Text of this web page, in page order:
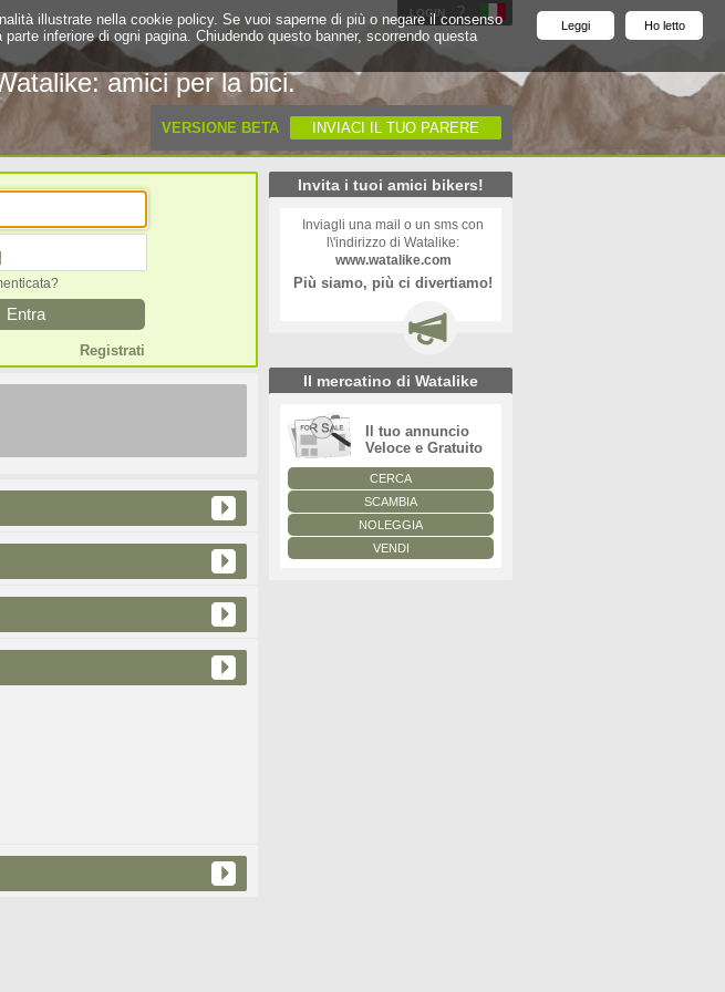
amici per la bici.
VERSIONE BETA INVIACI IL TUO PARERE
LOGIN ?
Entra
Registrati
Invita i tuoi amici bikers!
Inviagli una mail o un sms con
l\'indirizzo di Watalike:
www.watalike.com
Più siamo, più ci divertiamo!
Il mercatino di Watalike
Il tuo annuncio
Veloce e Gratuito
CERCA
SCAMBIA
NOLEGGIA
VENDI
illustrate nella cookie policy. Se vuoi saperne di più o negare il consenso
inferiore di ogni pagina. Chiudendo questo banner, scorrendo questa
Ho letto
Leggi